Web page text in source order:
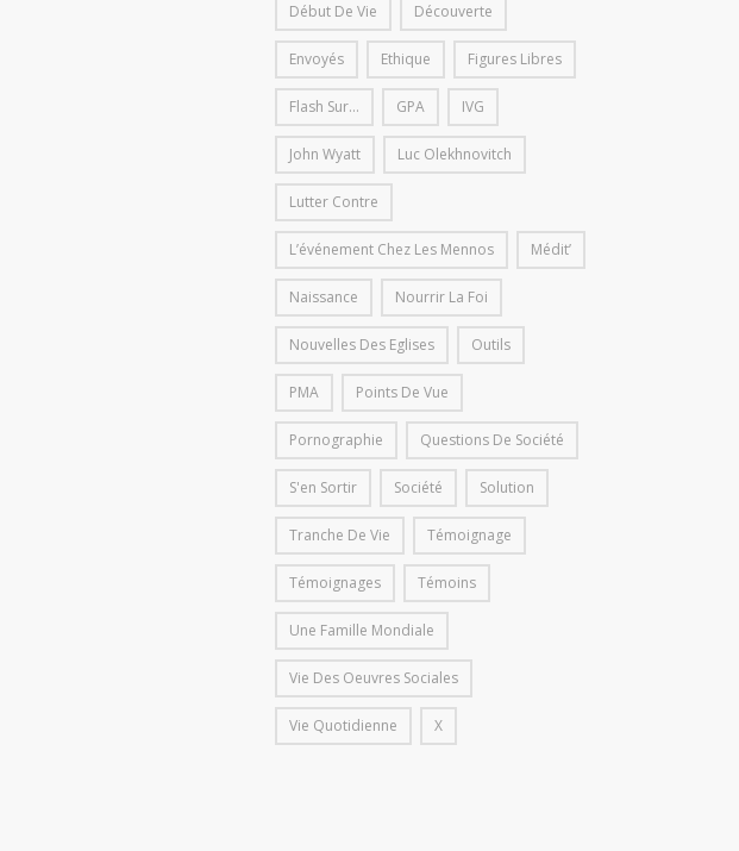
Début De Vie Découverte
Envoyés Ethique Figures Libres
Flash Sur... GPA IVG
John Wyatt Luc Olekhnovitch
Lutter Contre
L’événement Chez Les Mennos Médit’
Naissance Nourrir La Foi
Nouvelles Des Eglises Outils
PMA Points De Vue
Pornographie Questions De Société
S'en Sortir Société Solution
Tranche De Vie Témoignage
Témoignages Témoins
Une Famille Mondiale
Vie Des Oeuvres Sociales
Vie Quotidienne X